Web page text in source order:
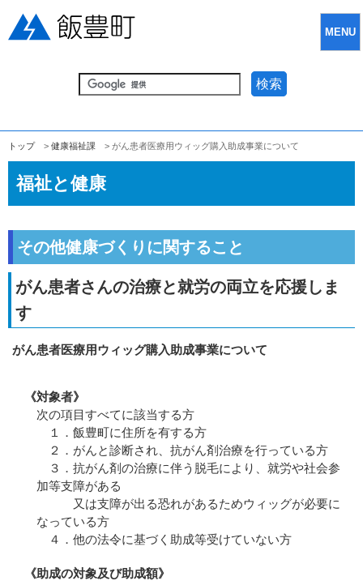
検索
MENU
トップ > 健康福祉課 > がん患者医療用ウィッグ購入助成事業について
福祉と健康
その他健康づくりに関すること
がん患者さんの治療と就労の両立を応援しま
す
がん患者医療用ウィッグ購入助成事業について
《対象者》
次の項目すべてに該当する方
１．飯豊町に住所を有する方
２．がんと診断され、抗がん剤治療を行っている方
３．抗がん剤の治療に伴う脱毛により、就労や社会参
加等支障がある
又は支障が出る恐れがあるためウィッグが必要に
なっている方
４．他の法令に基づく助成等受けていない方
《助成の対象及び助成額》